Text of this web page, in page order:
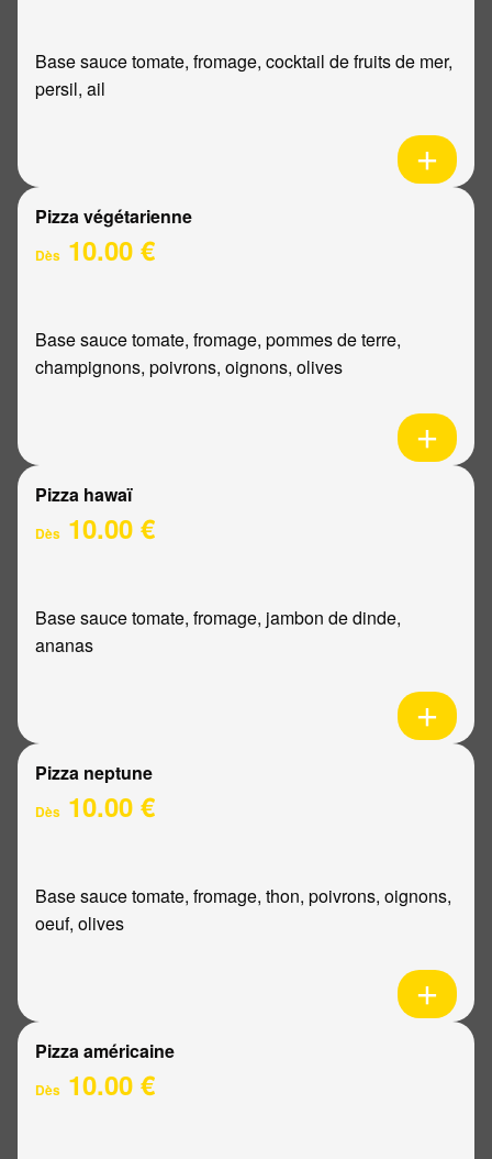
Base sauce tomate, fromage, cocktail de fruits de mer,
persil, ail
Pizza végétarienne
Dès 10.00 €
Base sauce tomate, fromage, pommes de terre,
champignons, poivrons, oignons, olives
Pizza hawaï
Dès 10.00 €
Base sauce tomate, fromage, jambon de dinde,
ananas
Pizza neptune
Dès 10.00 €
Base sauce tomate, fromage, thon, poivrons, oignons,
oeuf, olives
Pizza américaine
Dès 10.00 €